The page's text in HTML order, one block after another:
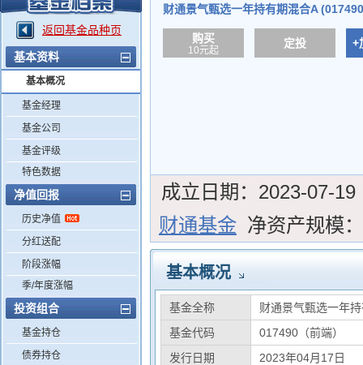
返回基金品种页
基本资料
基本概况
基金经理
基金公司
基金评级
特色数据
净值回报
历史净值
分红送配
阶段涨幅
季/年度涨幅
投资组合
基金持仓
债券持仓
财通景气甄选一年持有期混合A
购买
10元起
定投 +
成立日期： 2023-07-19
财通基金 净资产规模：
基本概况
基金全称
财通景气甄选一年
基金代码
017490（前端）
发行日期
2023年04月17日